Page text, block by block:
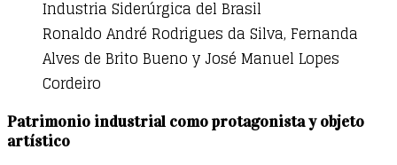
Industria Siderúrgica del Brasil
Ronaldo André Rodrigues da Silva, Fernanda
Alves de Brito Bueno y José Manuel Lopes
Cordeiro
Patrimonio industrial como protagonista y objeto
artístico